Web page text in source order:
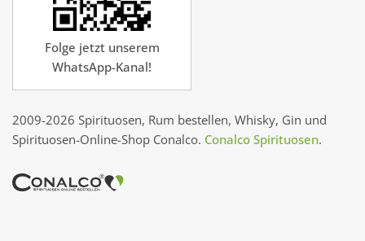
Folge jetzt unserem
WhatsApp-Kanal!
2009-2026 Spirituosen, Rum bestellen, Whisky, Gin und
Spirituosen-Online-Shop Conalco. Conalco Spirituosen.